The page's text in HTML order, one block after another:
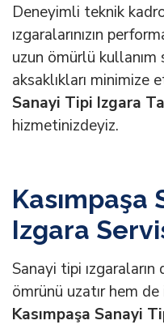
Deneyimli teknik
ızgaralarınızın
uzun ömürlü
aksaklıkları minimize
Sanayi Tipi Izgara
hizmetinizdeyiz.
Kasımpaşa
Izgara
Sanayi tipi ızgaraların
ömrünü uzatır hem de
Kasımpaşa Sanayi